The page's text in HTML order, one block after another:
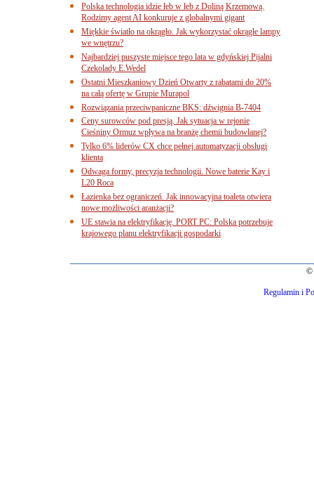
Polska technologia idzie łeb w łeb z Doliną Krzemową.
Rodzimy agent AI konkuruje z globalnymi gigant
Miękkie światło na okrągło. Jak wykorzystać okrągłe lampy
we wnętrzu?
Najbardziej puszyste miejsce tego lata w gdyńskiej Pijalni
Czekolady E.Wedel
Ostatni Mieszkaniowy Dzień Otwarty z rabatami do 20%
na całą ofertę w Grupie Murapol
Rozwiązania przeciwpaniczne BKS: dźwignia B-7404
Ceny surowców pod presją. Jak sytuacja w rejonie
Cieśniny Ormuz wpływa na branżę chemii budowlanej?
Tylko 6% liderów CX chce pełnej automatyzacji obsługi
klienta
Odwaga formy, precyzja technologii. Nowe baterie Kay i
L20 Roca
Łazienka bez ograniczeń. Jak innowacyjna toaleta otwiera
nowe możliwości aranżacji?
UE stawia na elektryfikację. PORT PC: Polska potrzebuje
krajowego planu elektryfikacji gospodarki
©
Regulamin i